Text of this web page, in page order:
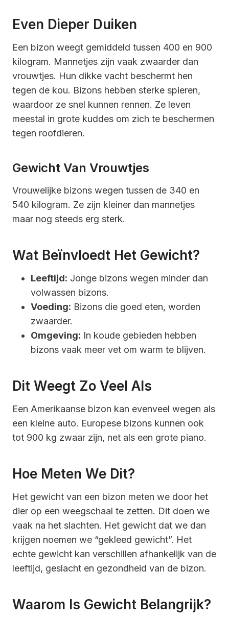
Even Dieper Duiken
Een bizon weegt gemiddeld tussen 400 en 900
kilogram. Mannetjes zijn vaak zwaarder dan
vrouwtjes. Hun dikke vacht beschermt hen
tegen de kou. Bizons hebben sterke spieren,
waardoor ze snel kunnen rennen. Ze leven
meestal in grote kuddes om zich te beschermen
tegen roofdieren.
Gewicht Van Vrouwtjes
Vrouwelijke bizons wegen tussen de 340 en
540 kilogram. Ze zijn kleiner dan mannetjes
maar nog steeds erg sterk.
Wat Beïnvloedt Het Gewicht?
Leeftijd: Jonge bizons wegen minder dan
volwassen bizons.
Voeding: Bizons die goed eten, worden
zwaarder.
Omgeving: In koude gebieden hebben
bizons vaak meer vet om warm te blijven.
Dit Weegt Zo Veel Als
Een Amerikaanse bizon kan evenveel wegen als
een kleine auto. Europese bizons kunnen ook
tot 900 kg zwaar zijn, net als een grote piano.
Hoe Meten We Dit?
Het gewicht van een bizon meten we door het
dier op een weegschaal te zetten. Dit doen we
vaak na het slachten. Het gewicht dat we dan
krijgen noemen we “gekleed gewicht”. Het
echte gewicht kan verschillen afhankelijk van de
leeftijd, geslacht en gezondheid van de bizon.
Waarom Is Gewicht Belangrijk?